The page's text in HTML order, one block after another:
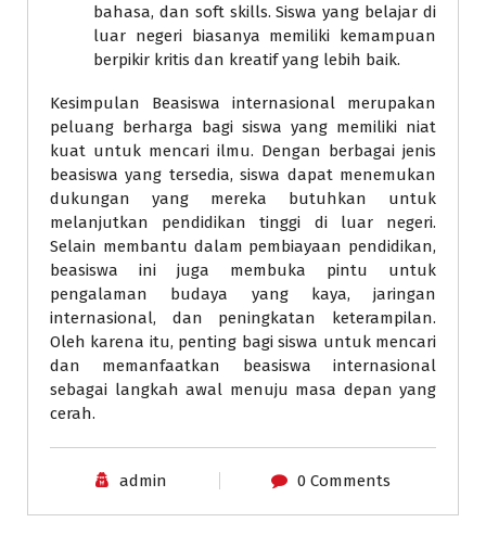
bahasa, dan soft skills. Siswa yang belajar di
luar negeri biasanya memiliki kemampuan
berpikir kritis dan kreatif yang lebih baik.
Kesimpulan Beasiswa internasional merupakan
peluang berharga bagi siswa yang memiliki niat
kuat untuk mencari ilmu. Dengan berbagai jenis
beasiswa yang tersedia, siswa dapat menemukan
dukungan yang mereka butuhkan untuk
melanjutkan pendidikan tinggi di luar negeri.
Selain membantu dalam pembiayaan pendidikan,
beasiswa ini juga membuka pintu untuk
pengalaman budaya yang kaya, jaringan
internasional, dan peningkatan keterampilan.
Oleh karena itu, penting bagi siswa untuk mencari
dan memanfaatkan beasiswa internasional
sebagai langkah awal menuju masa depan yang
cerah.
admin 0 Comments